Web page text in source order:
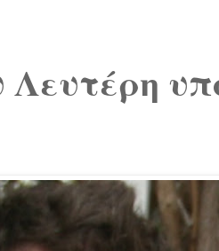
Λευτέρη